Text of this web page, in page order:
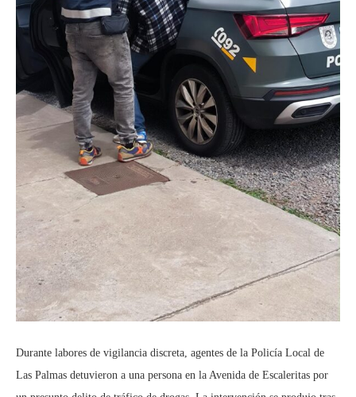
Durante labores de vigilancia discreta, agentes de la Policía Local de
Las Palmas detuvieron a una persona en la Avenida de Escaleritas por